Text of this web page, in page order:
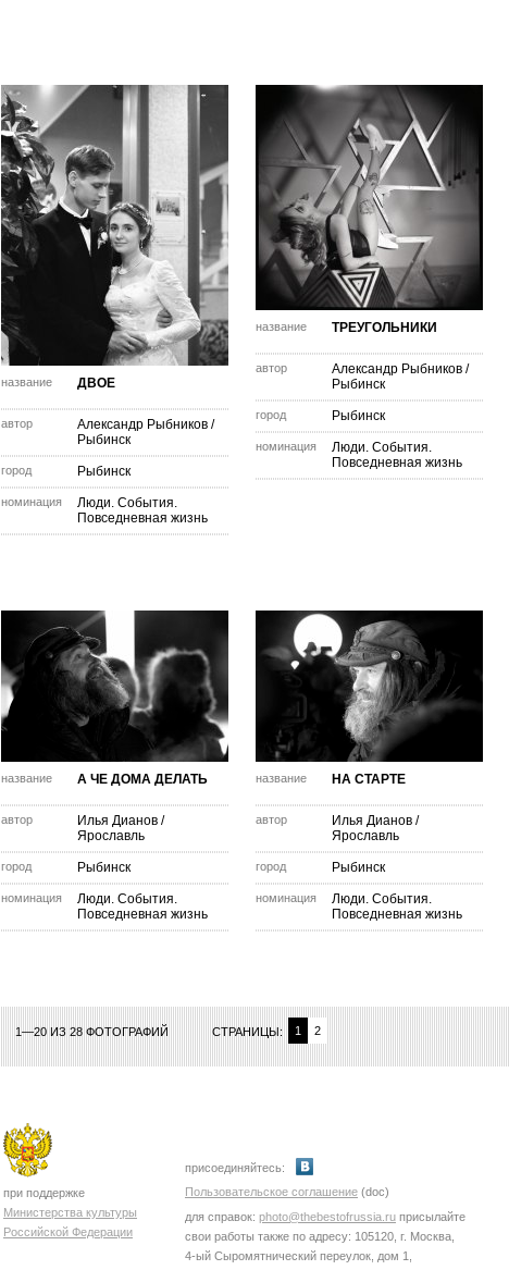
название ДВОЕ
автор Александр Рыбников /
Рыбинск
город Рыбинск
номинация
Люди. События.
Повседневная жизнь
название ТРЕУГОЛЬНИКИ
автор Александр Рыбников /
Рыбинск
город Рыбинск
номинация
Люди. События.
Повседневная жизнь
название А ЧЕ ДОМА ДЕЛАТЬ
автор Илья Дианов /
Ярославль
город Рыбинск
номинация
Люди. События.
Повседневная жизнь
название НА СТАРТЕ
автор Илья Дианов /
Ярославль
город Рыбинск
номинация
Люди. События.
Повседневная жизнь
1—20 ИЗ 28 ФОТОГРАФИЙ СТРАНИЦЫ: 1 2
при поддержке
Министерства культуры
Российской Федерации
присоединяйтесь:
Пользовательское соглашение (doc)
для справок: photo@thebestofrussia.ru присылайте
свои работы также по адресу: 105120, г. Москва,
4-ый Сыромятнический переулок, дом 1,